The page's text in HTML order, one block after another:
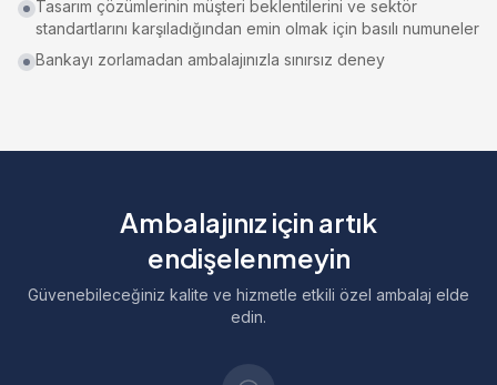
Tasarım çözümlerinin müşteri beklentilerini ve sektör
standartlarını karşıladığından emin olmak için basılı numuneler
Bankayı zorlamadan ambalajınızla sınırsız deney
Ambalajınız için artık
endişelenmeyin
Güvenebileceğiniz kalite ve hizmetle etkili özel ambalaj elde
edin.